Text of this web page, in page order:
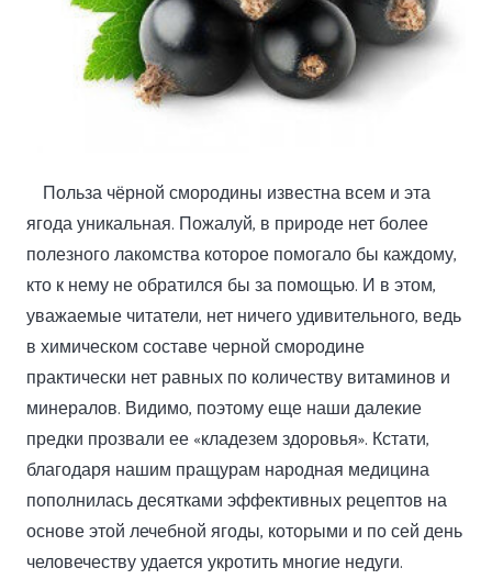
Польза чёрной смородины известна всем и эта
ягода уникальная. Пожалуй, в природе нет более
полезного лакомства которое помогало бы каждому,
кто к нему не обратился бы за помощью. И в этом,
уважаемые читатели, нет ничего удивительного, ведь
в химическом составе черной смородине
практически нет равных по количеству витаминов и
минералов. Видимо, поэтому еще наши далекие
предки прозвали ее «кладезем здоровья». Кстати,
благодаря нашим пращурам народная медицина
пополнилась десятками эффективных рецептов на
основе этой лечебной ягоды, которыми и по сей день
человечеству удается укротить многие недуги.